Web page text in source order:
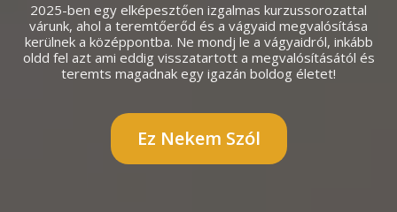
2025-ben egy elképesztően izgalmas kurzussorozattal
várunk, ahol a teremtőerőd és a vágyaid megvalósítása
kerülnek a középpontba. Ne mondj le a vágyaidról, inkább
oldd fel azt ami eddig visszatartott a megvalósításától és
teremts magadnak egy igazán boldog életet!
Ez Nekem Szól